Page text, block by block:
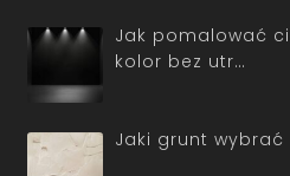
Jak pomalować
kolor bez utr…
Jaki grunt